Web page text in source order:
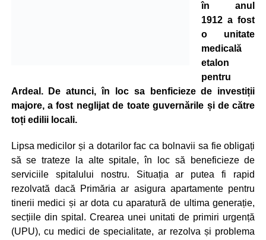
în anul
1912 a fost
o unitate
medicală
etalon
pentru
Ardeal. De atunci, în loc sa benficieze de investiții
majore, a fost neglijat de toate guvernările și de către
toți edilii locali.
Lipsa medicilor și a dotarilor fac ca bolnavii sa fie obligați
să se trateze la alte spitale, în loc să beneficieze de
serviciile spitalului nostru. Situația ar putea fi rapid
rezolvată dacă Primăria ar asigura apartamente pentru
tinerii medici și ar dota cu aparatură de ultima generație,
secțiile din spital. Crearea unei unitati de primiri urgență
(UPU), cu medici de specialitate, ar rezolva și problema